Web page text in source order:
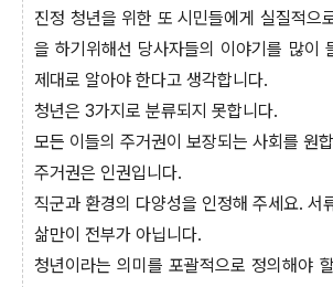
진정 청년을 위한 또 시민들에게 실질적으
을 하기위해선 당사자들의 이야기를 많이
제대로 알아야 한다고 생각합니다.
청년은 3가지로 분류되지 못합니다.
모든 이들의 주거권이 보장되는 사회를 원
주거권은 인권입니다.
직군과 환경의 다양성을 인정해 주세요. 서
삶만이 전부가 아닙니다.
청년이라는 의미를 포괄적으로 정의해야